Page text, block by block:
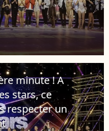
minute ! A
stars, ce
respecter un